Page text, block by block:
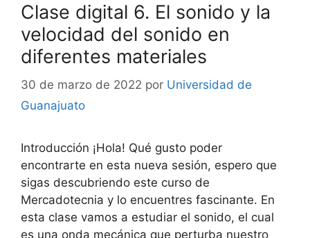
Clase digital 6. El sonido y la
velocidad del sonido en
diferentes materiales
30 de marzo de 2022 por Universidad de
Guanajuato
Introducción ¡Hola! Qué gusto poder
encontrarte en esta nueva sesión, espero que
sigas descubriendo este curso de
Mercadotecnia y lo encuentres fascinante. En
esta clase vamos a estudiar el sonido, el cual
es una onda mecánica que perturba nuestro